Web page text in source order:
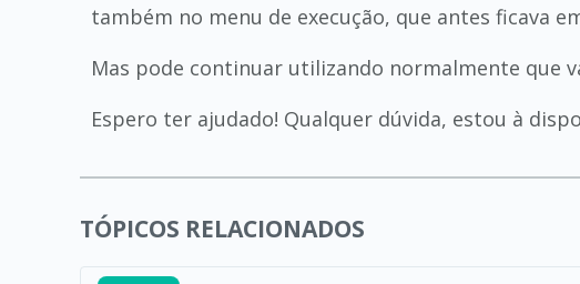
também no menu de execução, que antes ficava
Mas pode continuar utilizando normalmente que
Espero ter ajudado! Qualquer dúvida, estou à
TÓPICOS RELACIONADOS